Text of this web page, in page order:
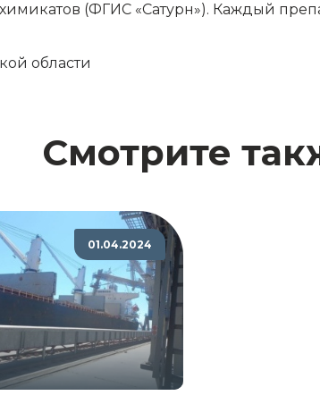
(ФГИС «Сатурн»). Каждый
области
Смотрите
01.04.2024